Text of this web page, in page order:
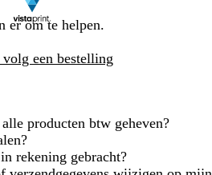
er om te helpen.
een bestelling
producten btw geheven?
rekening gebracht?